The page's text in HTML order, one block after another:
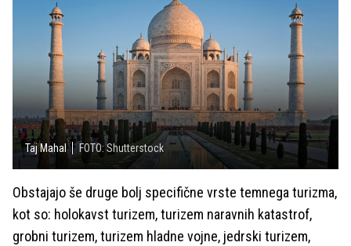
Taj Mahal FOTO: Shutterstock
Obstajajo še druge bolj specifične vrste temnega turizma,
kot so: holokavst turizem, turizem naravnih katastrof,
grobni turizem, turizem hladne vojne, jedrski turizem,